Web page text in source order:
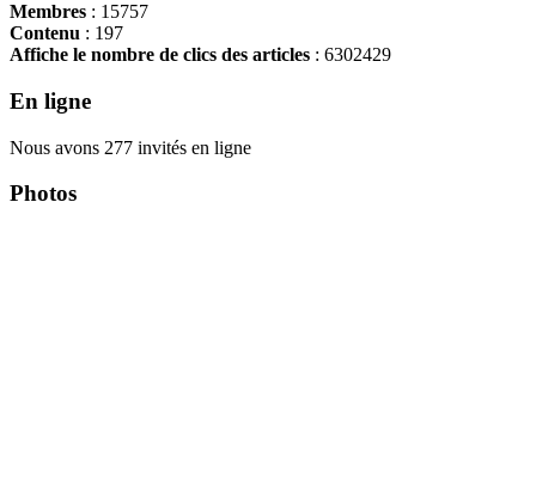
Membres : 15757
Contenu : 197
Affiche le nombre de clics des articles : 6302429
En ligne
Nous avons 277 invités en ligne
Photos